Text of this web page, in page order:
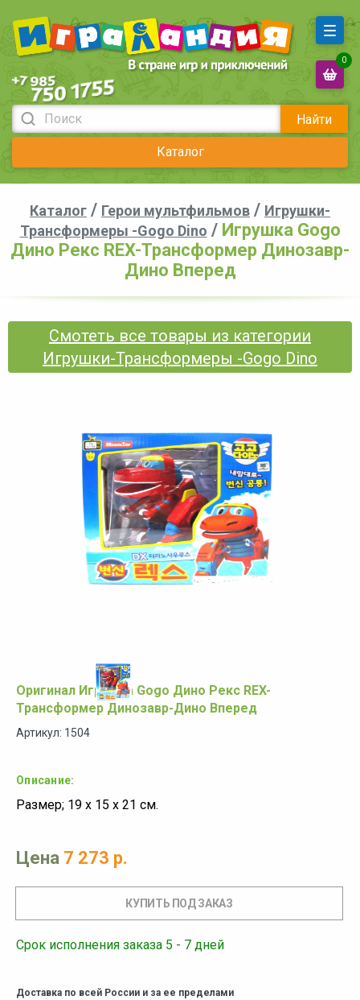
Найти
Каталог
0
Каталог / Герои мультфильмов / Игрушки-
Трансформеры -Gogo Dino / Игрушка Gogo
Дино Рекс REX-Трансформер Динозавр-
Дино Вперед
Смотеть все товары из категории
Игрушки-Трансформеры -Gogo Dino
Оригинал Игрушка Gogo Дино Рекс REX-
Трансформер Динозавр-Дино Вперед
Артикул: 1504
Описание:
Размер; 19 х 15 х 21 см.
Цена 7 273 р.
Срок исполнения заказа 5 - 7 дней
Доставка по всей России и за ее пределами